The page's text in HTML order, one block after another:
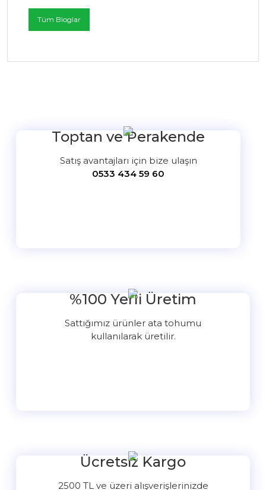
Tüm Bloglar
Toptan ve Perakende
Satış avantajları için bize ulaşın
0533 434 59 60
%100 Yerli Üretim
Sattığımız ürünler ata tohumu
kullanılarak üretilir.
Ücretsiz Kargo
2500 TL ve üzeri alışverişlerinizde